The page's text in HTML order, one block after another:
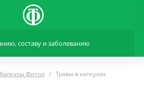
Капсулы Фитол Травы в капсулах